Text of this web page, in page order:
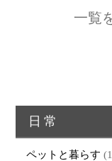
一覧
日常
ペットと暮らす